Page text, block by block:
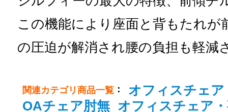
この機能により座面と背もたれが
の圧迫が解消され腰の負担も軽減
関連カテゴリ商品一覧 ：
オフィスチェア
OAチェア肘無 オフィスチェア